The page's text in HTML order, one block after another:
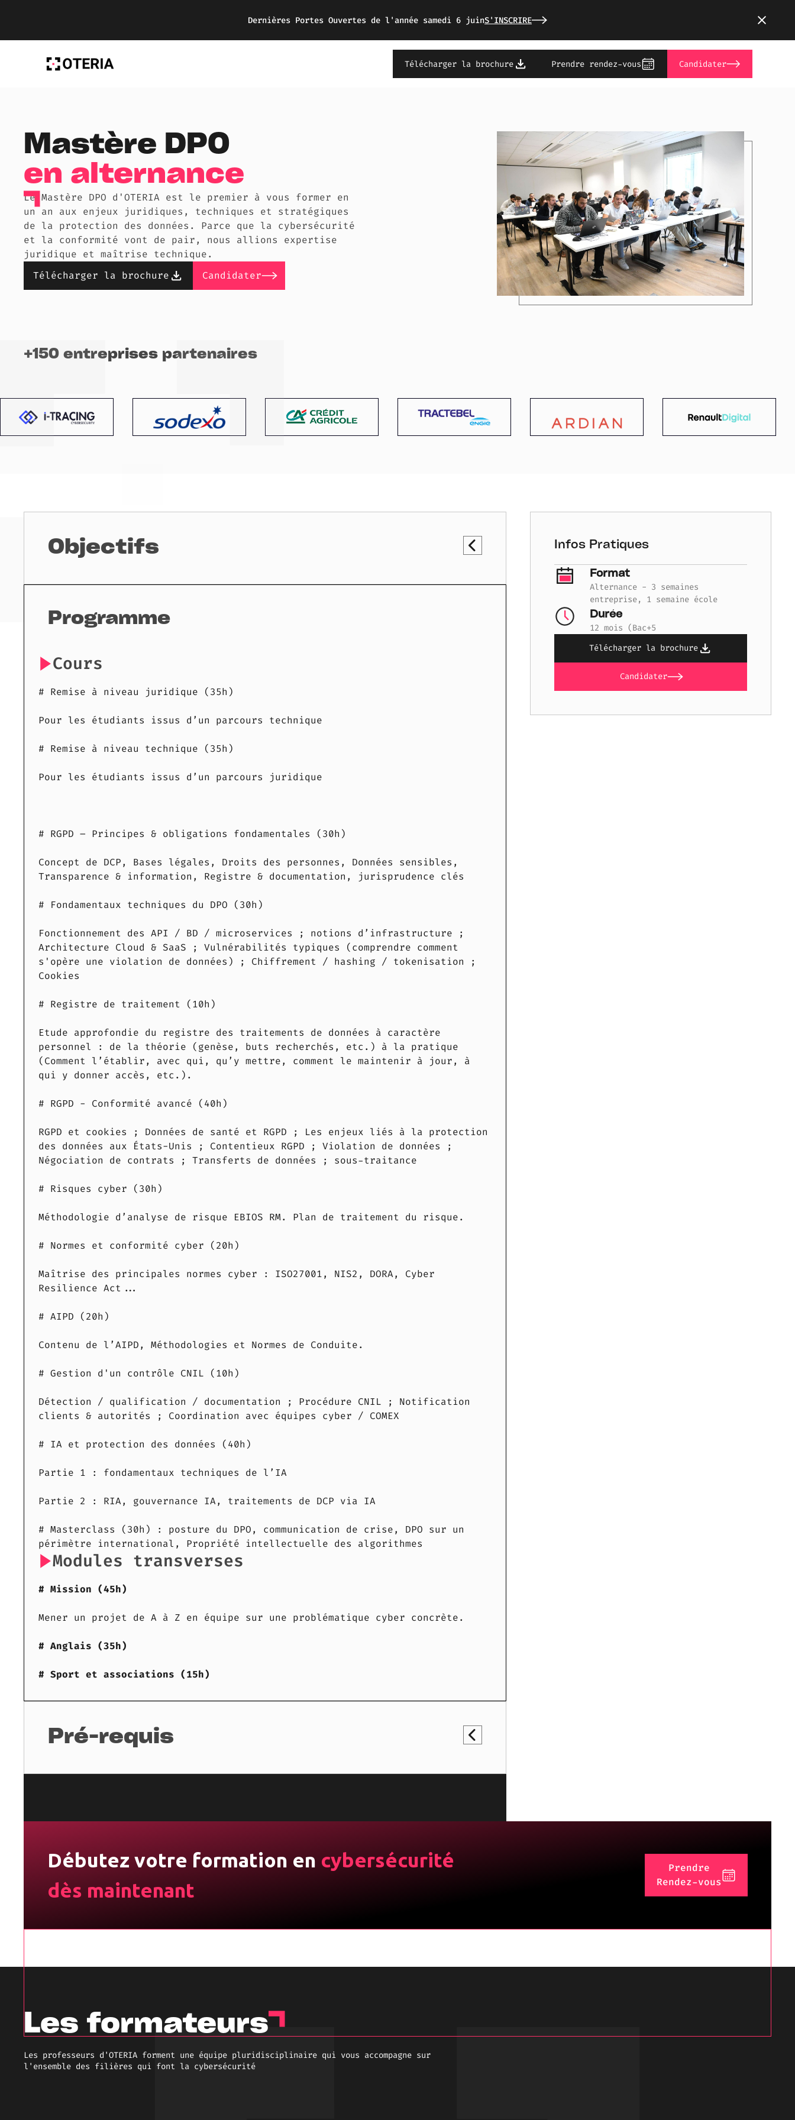
Dernières Portes Ouvertes de l'année samedi 6 juinS'INSCRIRE
Télécharger la brochure Prendre rendez-vous Candidater
Mastère DPO
en alternance
Le Mastère DPO d'OTERIA est le premier à vous former en
un an aux enjeux juridiques, techniques et stratégiques
de la protection des données. Parce que la cybersécurité
et la conformité vont de pair, nous allions expertise
juridique et maîtrise technique.
Télécharger la brochure
Candidater
+150 entreprises partenaires
Objectifs
Programme
Cours
# Remise à niveau juridique (35h)
Pour les étudiants issus d’un parcours technique
# Remise à niveau technique (35h)
Pour les étudiants issus d’un parcours juridique
# RGPD – Principes & obligations fondamentales (30h)
Concept de DCP, Bases légales, Droits des personnes, Données sensibles,
Transparence & information, Registre & documentation, jurisprudence clés
# Fondamentaux techniques du DPO (30h)
Fonctionnement des API / BD / microservices ; notions d’infrastructure ;
Architecture Cloud & SaaS ; Vulnérabilités typiques (comprendre comment
s'opère une violation de données) ; Chiffrement / hashing / tokenisation ;
Cookies
# Registre de traitement (10h)
Etude approfondie du registre des traitements de données à caractère
personnel : de la théorie (genèse, buts recherchés, etc.) à la pratique
(Comment l’établir, avec qui, qu’y mettre, comment le maintenir à jour, à
qui y donner accès, etc.).
# RGPD - Conformité avancé (40h)
RGPD et cookies ; Données de santé et RGPD ; Les enjeux liés à la protection
des données aux États-Unis ; Contentieux RGPD ; Violation de données ;
Négociation de contrats ; Transferts de données ; sous-traitance
# Risques cyber (30h)
Méthodologie d’analyse de risque EBIOS RM. Plan de traitement du risque.
# Normes et conformité cyber (20h)
Maîtrise des principales normes cyber : ISO27001, NIS2, DORA, Cyber
Resilience Act...
# AIPD (20h)
Contenu de l’AIPD, Méthodologies et Normes de Conduite.
# Gestion d'un contrôle CNIL (10h)
Détection / qualification / documentation ; Procédure CNIL ; Notification
clients & autorités ; Coordination avec équipes cyber / COMEX
# IA et protection des données (40h)
Partie 1 : fondamentaux techniques de l’IA
Partie 2 : RIA, gouvernance IA, traitements de DCP via IA
# Masterclass (30h) : posture du DPO, communication de crise, DPO sur un
périmètre international, Propriété intellectuelle des algorithmes
Modules transverses
# Mission (45h)
Mener un projet de A à Z en équipe sur une problématique cyber concrète.
# Anglais (35h)
# Sport et associations (15h)
Pré-requis
Infos Pratiques
Format
Alternance - 3 semaines
entreprise, 1 semaine école
Durée
12 mois (Bac+5
Télécharger la brochure
Candidater
Débutez votre formation en cybersécurité
dès maintenant
Prendre
Rendez-vous
Les formateurs
Les professeurs d'OTERIA forment une équipe pluridisciplinaire qui vous accompagne sur
l'ensemble des filières qui font la cybersécurité